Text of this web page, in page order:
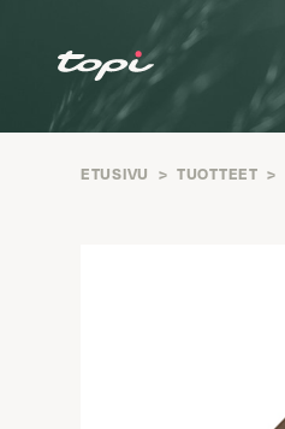
ETUSIVU > TUOTTEET >